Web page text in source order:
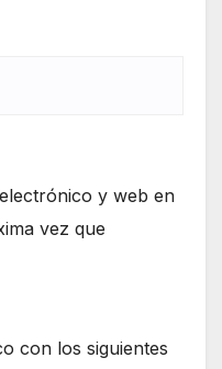
y web en
vez que
con los siguientes